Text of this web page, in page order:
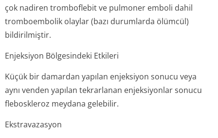
çok nadiren tromboflebit ve pulmoner emboli dahil
tromboembolik olaylar (bazı durumlarda ölümcül)
bildirilmiştir.
Enjeksiyon Bölgesindeki Etkileri
Küçük bir damardan yapılan enjeksiyon sonucu veya
aynı venden yapılan tekrarlanan enjeksiyonlar sonucu
fleboskleroz meydana gelebilir.
Ekstravazasyon